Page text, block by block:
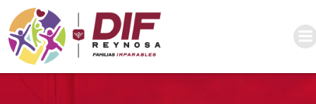
al
contenido